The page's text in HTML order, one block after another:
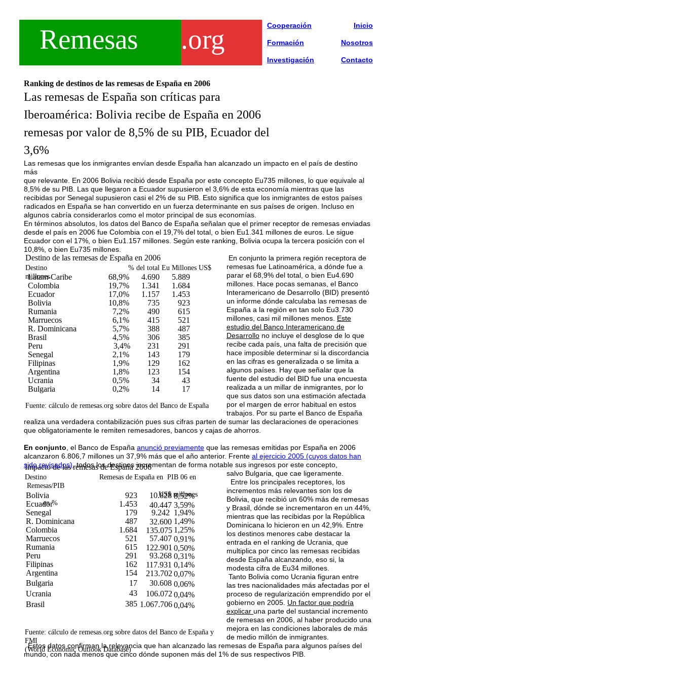
Ranking de destinos de las remesas de España en 2006
Las remesas de España son críticas para
Iberoamérica: Bolivia recibe de España en 2006
remesas por valor de 8,5% de su PIB, Ecuador del
3,6%
Las remesas que los inmigrantes envían desde España han alcanzado un impacto en el país de destino
más
que relevante. En 2006 Bolivia recibió desde España por este concepto Eu735 millones, lo que equivale al
8,5% de su PIB. Las que llegaron a Ecuador supusieron el 3,6% de esta economía mientras que las
recibidas por Senegal supusieron casi el 2% de su PIB. Esto significa que los inmigrantes de estos países
radicados en España se han convertido en un fuerza determinante en sus países de origen. Incluso en
algunos cabría considerarlos como el motor principal de sus economías.
En términos absolutos, los datos del Banco de España señalan que el primer receptor de remesas enviadas
desde el país en 2006 fue Colombia con el 19,7% del total, o bien Eu1.341 millones de euros. Le sigue
Ecuador con el 17%, o bien Eu1.157 millones. Según este ranking, Bolivia ocupa la tercera posición con el
10,8%, o bien Eu735 millones.
En conjunto la primera región receptora de
remesas fue Latinoamérica, a dónde fue a
parar el 68,9% del total, o bien Eu4.690
millones. Hace pocas semanas, el Banco
Interamericano de Desarrollo (BID) presentó
un informe dónde calculaba las remesas de
España a la región en tan solo Eu3.730
millones, casi mil millones menos. Este
estudio del Banco Interamericano de
Desarrollo no incluye el desglose de lo que
recibe cada país , una falta de precisión que
hace imposible determinar si la discordancia
en las cifras es generalizada o se limita a
algunos países. Hay que señalar que la
fuente del estudio del BID fue una encuesta
realizada a un millar de inmigrantes, por lo
que sus datos son una estimación afectada
por el margen de error habitual en estos
trabajos . Por su parte el Banco de España
realiza una verdadera contabilización pues sus cifras parten de sumar las declaraciones de operaciones
que obligatoriamente le remiten remesadores, bancos y cajas de ahorros.
En conjunto , el Banco de España anunció previamente que las remesas emitidas por España en 2006
alcanzaron 6.806,7 millones un 37,9% más que el año anterior. Frente al ejercicio 2005 (cuyos datos han
sido revisados), todos los destinos incrementan de forma notable sus ingresos por este concepto,
salvo Bulgaria, que cae ligeramente.
Entre los principales receptores, los
incrementos más relevantes son los de
Bolivia, que recibió un 60% más de remesas
y Brasil, dónde se incrementaron en un 44%,
mientras que las recibidas por la República
Dominicana lo hicieron en un 42,9%. Entre
los destinos menores cabe destacar la
entrada en el ranking de Ucrania, que
multiplica por cinco las remesas recibidas
desde España alcanzando, eso si, la
modesta cifra de Eu34 millones.
Tanto Bolivia como Ucrania figuran entre
las tres nacionalidades más afectadas por el
proceso de regularización emprendido por el
gobierno en 2005. Un factor que podría
explicar una parte del sustancial incremento
de remesas en 2006, al haber producido una
mejora en las condiciones laborales de más
de medio millón de inmigrantes.
Estos datos confirman la relevancia que han alcanzado las remesas de España para algunos países del
mundo, con nada menos que cinco dónde suponen más del 1% de sus respectivos PIB.
Remesas .org Cooperación
Formación
Investigación
Inicio
Nosotros
Contacto
Destino de las remesas de España en 2006
Destino % del total Eu Millones US$
millones
Fuente: cálculo de remesas.org sobre datos del Banco de España
Latam-Caribe 68,9% 4.690
5.889
Colombia
19,7% 1.341
1.684
Ecuador
17,0% 1.157
1.453
Bolivia
10,8% 735
923
Rumania
7,2% 490
615
Marruecos
6,1% 415
521
R. Dominicana
5,7% 388
487
Brasil
4,5% 306
385
Peru
3,4% 231
291
Senegal
2,1% 143
179
Filipinas
1,9% 129
162
Argentina
1,8% 123
154
Ucrania
0,5% 34
43
Bulgaria
0,2% 14 17
Impacto de las remesas de España 2006
Destino Remesas de España en PIB 06 en
Remesas/PIB
US$ millones
en %
Fuente: cálculo de remesas.org sobre datos del Banco de España y
FMI
(World Economic Outlook Database)
Bolivia 923 10.828 8,52%
Ecuador
1.453 40.447 3,59%
Senegal
179 9.242 1,94%
R. Dominicana
487 32.600 1,49%
Colombia
1.684 135.075 1,25%
Marruecos
521 57.407 0,91%
Rumania
615 122.901 0,50%
Peru
291 93.268 0,31%
Filipinas
162 117.931 0,14%
Argentina
154 213.702 0,07%
Bulgaria
17 30.608 0,06%
Ucrania
43 106.072 0,04%
Brasil
385 1.067.7060,04%